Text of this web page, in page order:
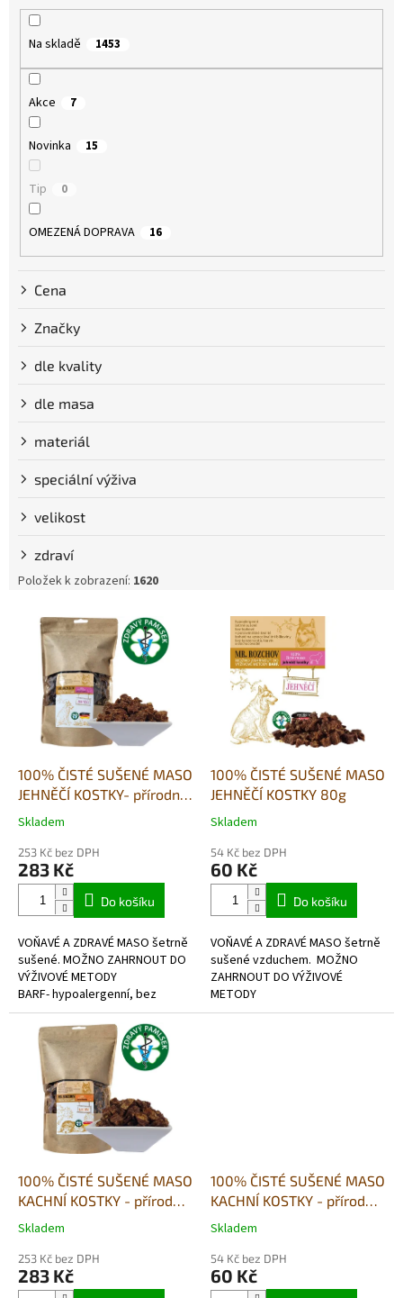
Na skladě 1453
Akce 7
Novinka 15
Tip 0
OMEZENÁ DOPRAVA 16
Cena
Značky
dle kvality
dle masa
materiál
speciální výživa
velikost
zdraví
Položek k zobrazení: 1620
100% ČISTÉ SUŠENÉ MASO
JEHNĚČÍ KOSTKY- přírodní
pamlsek 500g
Průměrné
produktu
je
hvězdiček.
Skladem
253 Kč bez DPH
283 Kč
Do košíku
VOŇAVÉ A ZDRAVÉ MASO šetrně
sušené. MOŽNO ZAHRNOUT DO
VÝŽIVOVÉ METODY
BARF- hypoalergenní, bez
lepkové,v potravinářské kvalitě
100% ČISTÉ SUŠENÉ MASO
JEHNĚČÍ KOSTKY 80g
Průměrné
produktu
je
hvězdiček.
Skladem
54 Kč bez DPH
60 Kč
Do košíku
VOŇAVÉ A ZDRAVÉ MASO šetrně
sušené vzduchem. MOŽNO
ZAHRNOUT DO VÝŽIVOVÉ
METODY
BARF- hypoalergenní, bez
100% ČISTÉ SUŠENÉ MASO
KACHNÍ KOSTKY - přírodní
pamlsek - 500g
Průměrné
produktu
je
Skladem
253 Kč bez DPH
283 Kč
100% ČISTÉ SUŠENÉ MASO
KACHNÍ KOSTKY - přírodní
pamlsek - 80g
Průměrné
produktu
je
Skladem
54 Kč bez DPH
60 Kč